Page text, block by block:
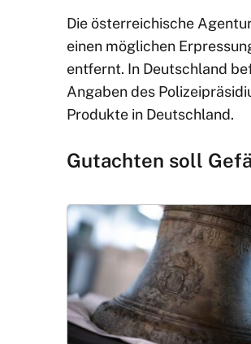
Die österreichische
einen möglichen
entfernt. In Deutschland
Angaben des
Produkte in Deutschland.
Gutachten soll